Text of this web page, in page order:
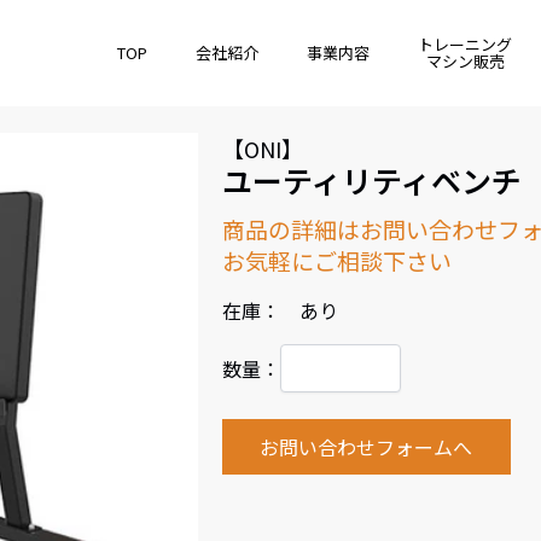
TOP 会社紹介 事業内容 トレーニング
マシン販売
【ONI】
ユーティリティベンチ
商品の詳細はお問い合わせフ
お気軽にご相談下さい
在庫： あり
数量：
お問い合わせフォームへ